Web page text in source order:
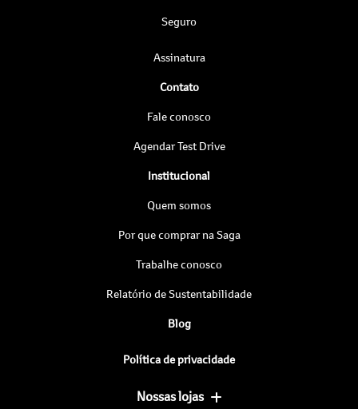
Seguro
Assinatura
Contato
Fale conosco
Agendar Test Drive
Institucional
Quem somos
Por que comprar na Saga
Trabalhe conosco
Relatório de Sustentabilidade
Blog
Política de privacidade
Nossas lojas